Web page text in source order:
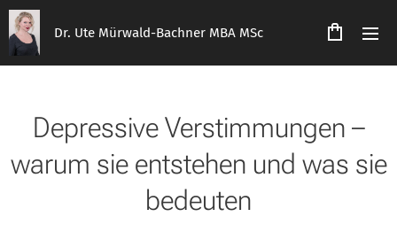
Dr. Ute Mürwald-Bachner MBA MSc
Depressive Verstimmungen –
warum sie entstehen und was sie
bedeuten